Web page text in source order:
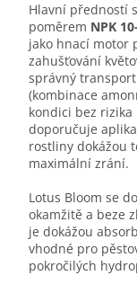
Hlavní předností
poměrem NPK
jako hnací motor
zahušťování
správný
(kombinace
kondici bez
doporučuje
rostliny dokážou
maximální zrání.
Lotus Bloom se
okamžitě a beze
je dokážou
vhodné pro
pokročilých